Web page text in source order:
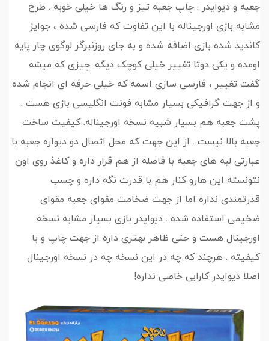
جعبه و دیوایدر : چاپ جعبه تیز و رنگ ها خیلی خوبه . طرح
مشابه بازی اورجیناله با این تفاوت که فارسی شده ، جوایز
کاندید شده بازی اضافه شده و به جای روزنبرگر لوگوی چار پایه
اومده و یکی دوتا تغییر خیلی کوچک دیگه. چیزی که میشه
گفت تغییر ، فارسی سازی اسمه که خیلی حرفه ای انجام شده
و از جهت گرافیکی بسیار مشابه فونت انگلیسی بازی هست .
پشت جعبه هم بسیار شبیه نسخه اورجیناله. کیفیت ساخت
جعبه بالا نیست . از این جهت که محل اتصال دو دیواره جعبه با
عبارتی لبه های جعبه با فاصله از هم قرار داره و کاغذ روی اون
نتونسته این هارو کنار هم با قدرت نگه داره و چسب
قدرتمندی نداره اما از جهت ضخامت مقوای جعبه مقوای
ضخیمی استفاده شده . دیوایدر بازی بسیار مشابه نسخه
اورجینال هست و حتی ظاهر بهتری داره از جهت چاپ و با
کیفیته . هرچند که چه در این نسخه چه در نسخه اورجینال
اصلا دیوایدر کارایی خاصی نداره!